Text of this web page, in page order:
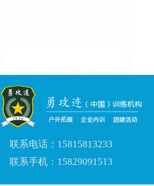
联系电话：15815813233
联系手机：15829091513